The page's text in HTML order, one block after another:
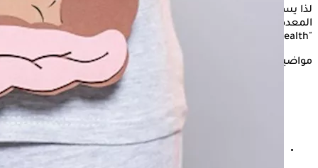
لذا يستعرض "الكونسلتو" في السطور التالية، هل سوء صحة
المعدة والأمعاء لها علاقة بصحة الهضم؟ بحسب
"verywellhealth".
مواضيع ذات صلة